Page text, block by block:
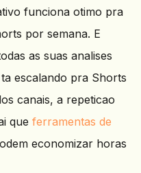
funciona otimo pra
por semana. E
as suas analises
escalando pra Shorts
canais, a repeticao
que ferramentas de
economizar horas